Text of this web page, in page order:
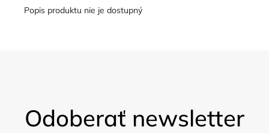
Popis produktu nie je dostupný
Odoberať newsletter